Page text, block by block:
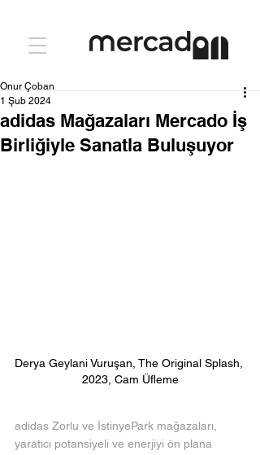
adidas Mağazaları Mercado İş
Birliğiyle Sanatla Buluşuyor
Onur Çoban
1 Şub 2024
Derya Geylani Vuruşan, The Original Splash,
2023, Cam Üfleme
adidas Zorlu ve İstinyePark mağazaları,
yaratıcı potansiyeli ve enerjiyi ön plana